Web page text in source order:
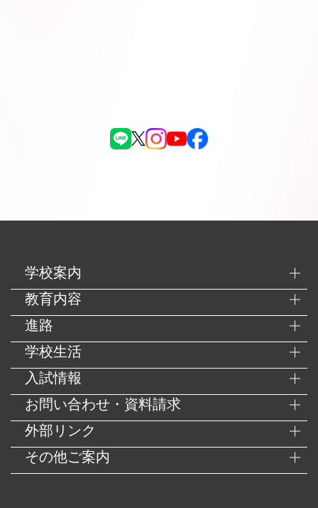
学校案内
教育内容
進路
学校生活
入試情報
お問い合わせ・資料請求
外部リンク
その他ご案内